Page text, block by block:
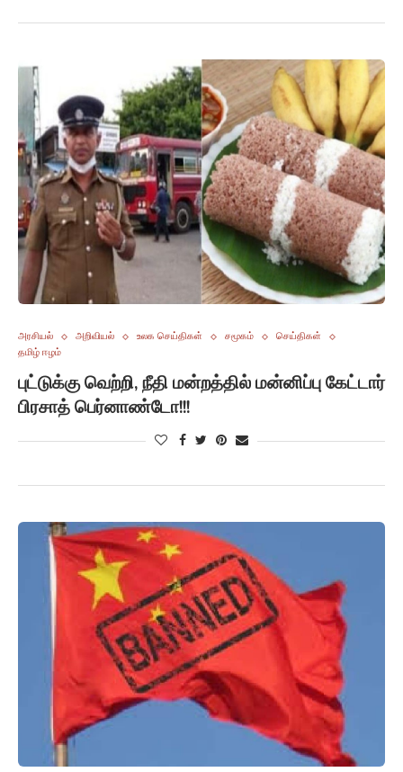
அரசியல் அறிவியல் உலக செய்திகள் சமூகம்
செய்திகள்
தமிழ் ஈழம்
புட்டுக்கு வெற்றி, நீதி மன்றத்தில் மன்னிப்பு கேட்டார்
பிரசாத் பெர்னாண்டோ!!!